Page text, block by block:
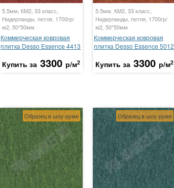
5.5мм, КМ2, 33 класс,
Нидерланды, петля, 1700гр/
м2, 50*50мм
Коммерческая ковровая
плитка Desso Essence 4413
Купить за 3300 р/м2
5.5мм, КМ2, 33 класс,
Нидерланды, петля, 1700гр/
м2, 50*50мм
Коммерческая ковровая
плитка Desso Essence 5012
Купить за 3300 р/м2
Образец в шоу-руме Образец в шоу-руме